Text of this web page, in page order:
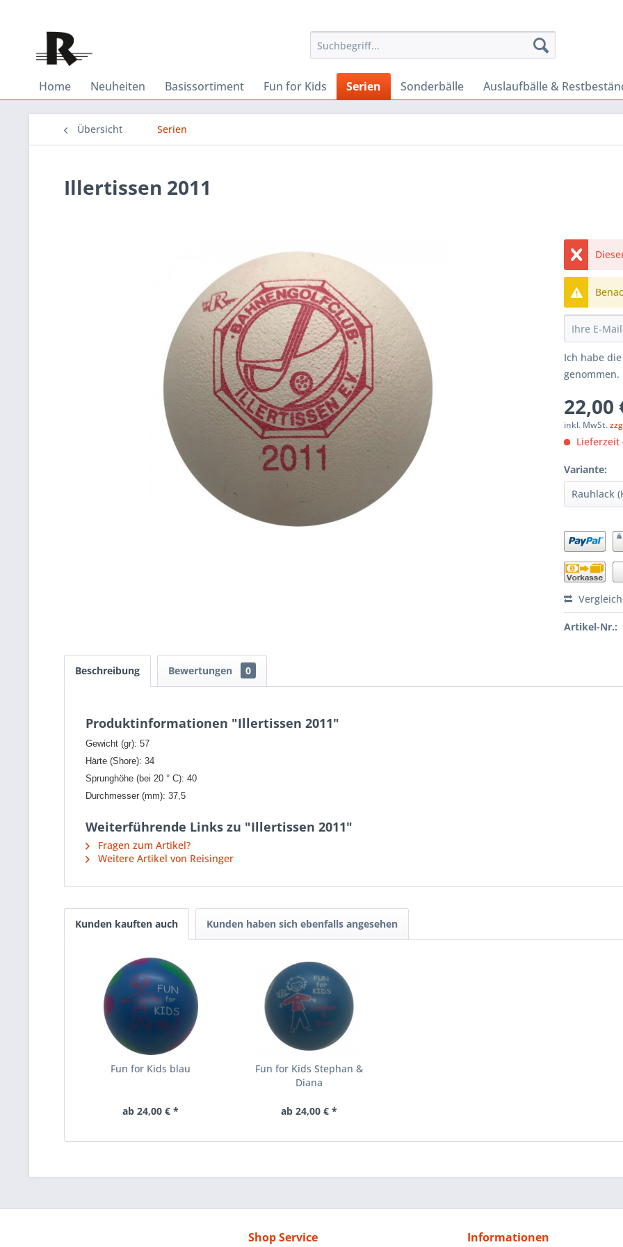
Home Neuheiten Basissortiment Fun for Kids Serien Sonderbälle Auslaufbälle &
Übersicht Serien
Illertissen 2011
Ich habe die
genommen.
22,00
inkl. MwSt.
Lieferzeit
Variante:
Artikel-Nr.:
Beschreibung Bewertungen 0
Produktinformationen "Illertissen 2011"
Gewicht (gr): 57
Härte (Shore): 34
Sprunghöhe (bei 20 ° C): 40
Durchmesser (mm): 37,5
Weiterführende Links zu "Illertissen 2011"
Fragen zum Artikel?
Weitere Artikel von Reisinger
Kunden kauften auch Kunden haben sich ebenfalls angesehen
Fun for Kids blau
ab 24,00 € *
Fun for Kids Stephan &
Diana
ab 24,00 € *
Shop Service Informationen